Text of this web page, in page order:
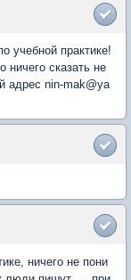
учебной практике!
ничего сказать не
адрес nin-mak@ya
ничего не пони